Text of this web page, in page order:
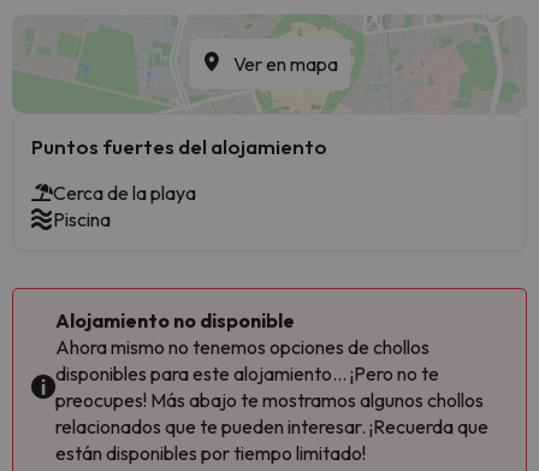
Ver en mapa
Puntos fuertes del alojamiento
Cerca de la playa
Piscina
Alojamiento no disponible
Ahora mismo no tenemos opciones de chollos
disponibles para este alojamiento... ¡Pero no te
preocupes! Más abajo te mostramos algunos chollos
relacionados que te pueden interesar. ¡Recuerda que
están disponibles por tiempo limitado!